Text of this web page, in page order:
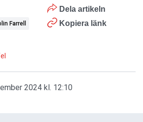
Dela artikeln
Kopiera länk
Farrell
2024 kl. 12:10